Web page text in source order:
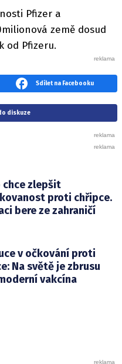
Pfizer a
země dosud
od Pfizeru.
Sdílet na Facebooku
diskuze
chce zlepšit
proti chřipce.
bere ze zahraničí
v očkování proti
Na světě je zbrusu
vakcína